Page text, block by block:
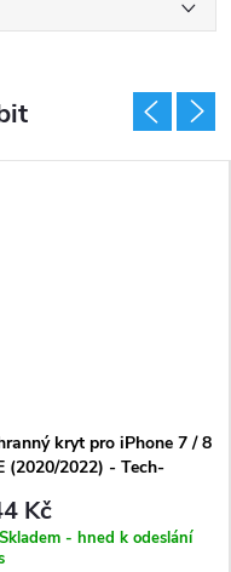
kryt pro iPhone 7 / 8
(2020/2022) - Tech-
Kč
Skladem - hned k odeslání